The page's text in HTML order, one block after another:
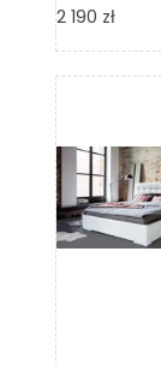
Design
2 190 zł